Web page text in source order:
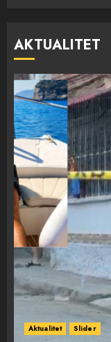
AKTUALITET
Aktualitet Slider